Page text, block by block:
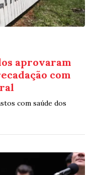
aprovaram
com
com saúde dos